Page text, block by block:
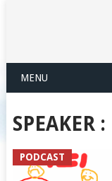
MENU
SPEAKER :
PODCAST